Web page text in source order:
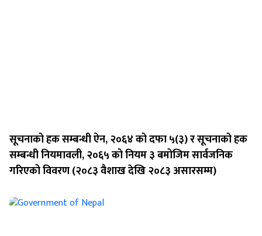
सूचनाको हक सम्बन्धी ऐन, २०६४ को दफा ५(३) र सूचनाको हक
सम्बन्धी नियमावली, २०६५ को नियम ३ बमोजिम सार्वजनिक
गरिएको विवरण (२०८३ वैशाख देखि २०८३ असारसम्म)